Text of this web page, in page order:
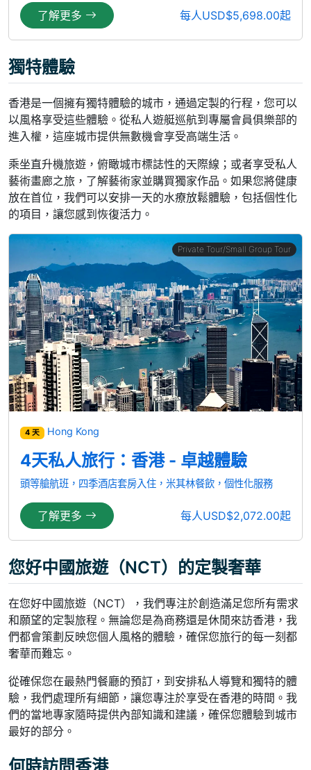
了解更多 每人USD$5,698.00起
獨特體驗
香港是一個擁有獨特體驗的城市，通過定製的行程，您可以
以風格享受這些體驗。從私人遊艇巡航到專屬會員俱樂部的
進入權，這座城市提供無數機會享受高端生活。
乘坐直升機旅遊，俯瞰城市標誌性的天際線；或者享受私人
藝術畫廊之旅，了解藝術家並購買獨家作品。如果您將健康
放在首位，我們可以安排一天的水療放鬆體驗，包括個性化
的項目，讓您感到恢復活力。
Private Tour/Small Group Tour
4 天 Hong Kong
4天私人旅行：香港 - 卓越體驗
頭等艙航班，四季酒店套房入住，米其林餐飲，個性化服務
了解更多 每人USD$2,072.00起
您好中國旅遊（NCT）的定製奢華
在您好中國旅遊（NCT），我們專注於創造滿足您所有需求
和願望的定製旅程。無論您是為商務還是休閒來訪香港，我
們都會策劃反映您個人風格的體驗，確保您旅行的每一刻都
奢華而難忘。
從確保您在最熱門餐廳的預訂，到安排私人導覽和獨特的體
驗，我們處理所有細節，讓您專注於享受在香港的時間。我
們的當地專家隨時提供內部知識和建議，確保您體驗到城市
最好的部分。